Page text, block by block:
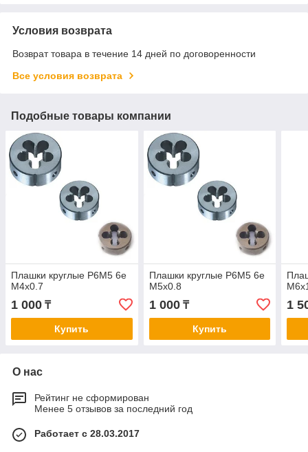
Условия возврата
Возврат товара в течение 14 дней по договоренности
Все условия возврата
Подобные товары компании
Плашки круглые Р6М5 6е
М4х0.7
1 000 ₸
Купить
Плашки круглые Р6М5 6е
М5х0.8
1 000₸
Купить
1
О нас
Рейтинг не сформирован
Менее 5 отзывов за последний год
Работает с 28.03.2017